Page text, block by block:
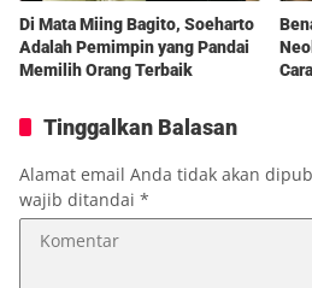
Di Mata Miing Bagito, Soeharto
Adalah Pemimpin yang Pandai
Memilih Orang Terbaik
Tinggalkan Balasan
Alamat email Anda tidak akan
wajib ditandai *